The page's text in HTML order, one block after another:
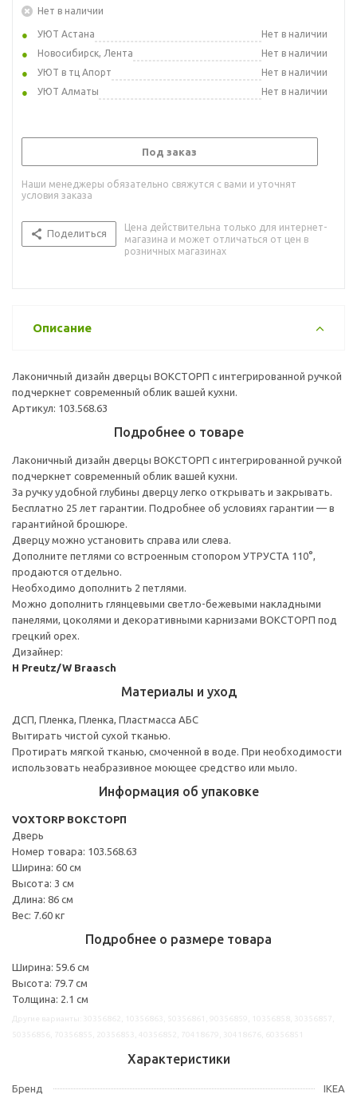
Нет в наличии
УЮТ Астана
Нет в наличии
Новосибирск, Лента
Нет в наличии
УЮТ в тц Апорт
Нет в наличии
УЮТ Алматы
Нет в наличии
Под заказ
Наши менеджеры обязательно свяжутся с вами и уточнят
условия заказа
Поделиться
Цена действительна только для интернет-
магазина и может отличаться от цен в
розничных магазинах
Описание
Лаконичный дизайн дверцы ВОКСТОРП с интегрированной ручкой
подчеркнет современный облик вашей кухни.
Артикул: 103.568.63
Подробнее о товаре
Лаконичный дизайн дверцы ВОКСТОРП с интегрированной ручкой
подчеркнет современный облик вашей кухни.
За ручку удобной глубины дверцу легко открывать и закрывать.
Бесплатно 25 лет гарантии. Подробнее об условиях гарантии — в
гарантийной брошюре.
Дверцу можно установить справа или слева.
Дополните петлями со встроенным стопором УТРУСТА 110°,
продаются отдельно.
Необходимо дополнить 2 петлями.
Можно дополнить глянцевыми светло-бежевыми накладными
панелями, цоколями и декоративными карнизами ВОКСТОРП под
грецкий орех.
Дизайнер:
H Preutz/W Braasch
Материалы и уход
ДСП, Пленка, Пленка, Пластмасса АБС
Вытирать чистой сухой тканью.
Протирать мягкой тканью, смоченной в воде. При необходимости
использовать неабразивное моющее средство или мыло.
Информация об упаковке
VOXTORP ВОКСТОРП
Дверь
Номер товара: 103.568.63
Ширина: 60 см
Высота: 3 см
Длина: 86 см
Вес: 7.60 кг
Подробнее о размере товара
Ширина: 59.6 см
Высота: 79.7 см
Толщина: 2.1 см
Характеристики
Бренд IKEA